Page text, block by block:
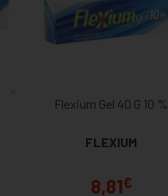
Flexium Gel 40 G 10 %
FLEXIUM
8,81€